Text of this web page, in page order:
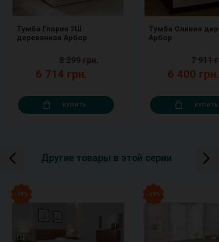
Тумба Глория 2Ш
деревянная Арбор
6 714 грн.
8 299 грн.
КУПИТЬ
Тумба Оливия деревянная
Арбор
6 400
7 911
КУПИТЬ
Другие товары в этой серии
- 19 % - 19 %